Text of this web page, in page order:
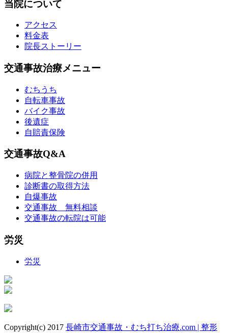
当院について
アクセス
料金表
院長ストーリー
交通事故治療メニュー
むちうち
自転車事故
バイク事故
後遺症
自賠責保険
交通事故Q&A
病院と整骨院の併用
診断書の取得方法
自爆事故
交通事故 無料相談
交通事故の転院は可能
労災
労災
Copyright(c) 2017 長崎市交通事故・むち打ち治療.com | 整形